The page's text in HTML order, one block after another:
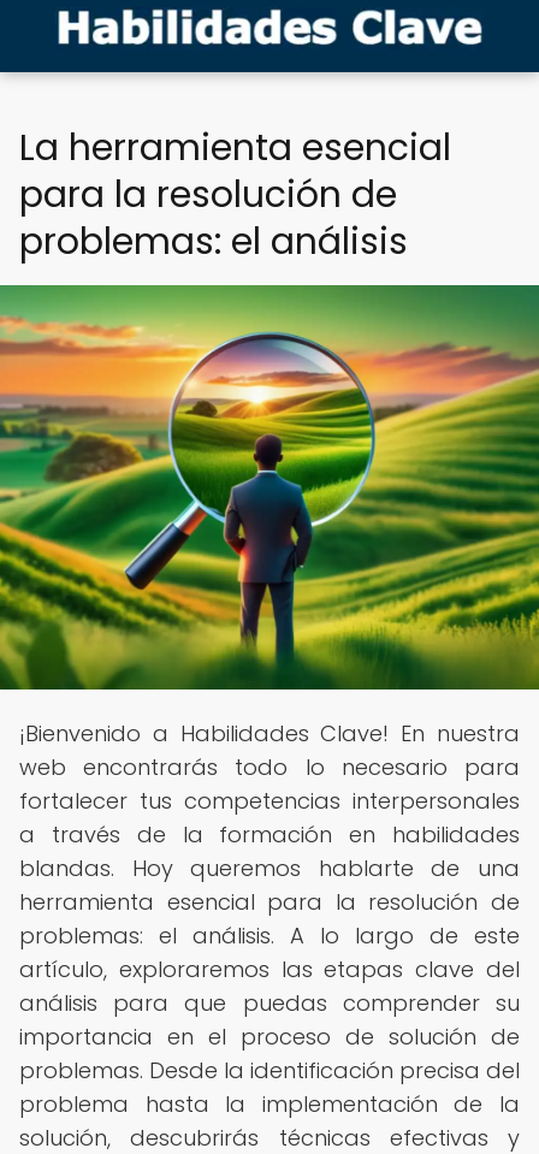
La herramienta esencial
para la resolución de
problemas: el análisis
¡Bienvenido a Habilidades Clave! En nuestra
web encontrarás todo lo necesario para
fortalecer tus competencias interpersonales
a través de la formación en habilidades
blandas. Hoy queremos hablarte de una
herramienta esencial para la resolución de
problemas: el análisis. A lo largo de este
artículo, exploraremos las etapas clave del
análisis para que puedas comprender su
importancia en el proceso de solución de
problemas. Desde la identificación precisa del
problema hasta la implementación de la
solución, descubrirás técnicas efectivas y